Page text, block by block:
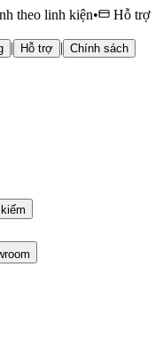
theo linh kiện•
Hỗ trợ
| Hỗ trợ | Chính sách